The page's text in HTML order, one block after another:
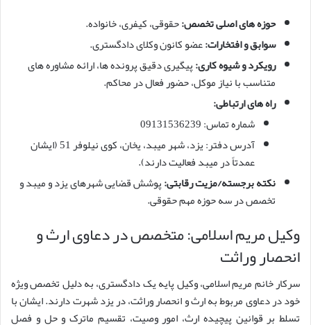
حوزه های اصلی تخصص:حقوقی، کیفری، خانواده.
سوابق و افتخارات:عضو کانون وکلای دادگستری.
رویکرد و شیوه کاری:پیگیری دقیق پرونده ها، ارائه مشاوره های
متناسب با نیاز موکل، حضور فعال در محاکم.
راه های ارتباطی:
شماره تماس: 09131536239
آدرس دفتر: یزد، شهر میبد، یخان، کوی نیلوفر 51 (ایشان
عمدتاً در میبد فعالیت دارند).
نکته برجسته/مزیت رقابتی:پوشش قضایی شهرهای یزد و میبد و
تخصص در سه حوزه مهم حقوقی.
وکیل مریم اسلامی: متخصص در دعاوی ارث و
انحصار وراثت
سرکار خانم مریم اسلامی، وکیل پایه یک دادگستری، به دلیل تخصص ویژه
خود در دعاوی مربوط به ارث و انحصار وراثت، در یزد شهرت دارند. ایشان با
تسلط بر قوانین پیچیده ارث، امور وصیت، تقسیم ماترک و حل و فصل